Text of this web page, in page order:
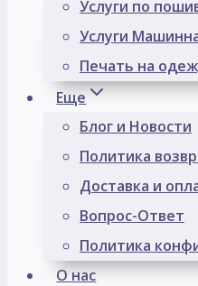
Услуги по
Услуги
Печать на
Еще
Блог и Новости
Политика
Доставка и
Вопрос-Ответ
Политика
О нас